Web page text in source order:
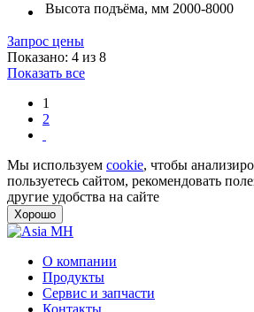
Высота подъёма, мм 2000-8000
Запрос цены
Показано: 4 из 8
Показать все
1
2
Мы используем cookie, чтобы
пользуетесь сайтом, рекомендовать
другие удобства на сайте
Хорошо
О компании
Продукты
Сервис и запчасти